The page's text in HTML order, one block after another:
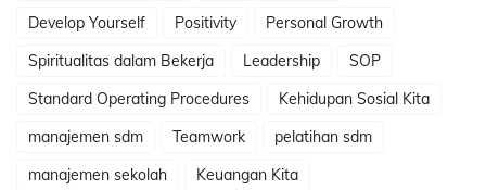
Develop Yourself
Positivity
Personal Growth
Spiritualitas dalam Bekerja
Leadership
SOP
Standard Operating Procedures
Kehidupan Sosial Kita
manajemen sdm
Teamwork
pelatihan sdm
manajemen sekolah
Keuangan Kita